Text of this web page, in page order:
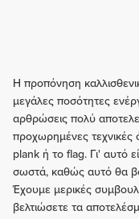
Η προπόνηση
μεγάλες ποσότητες
αρθρώσεις πολύ
προχωρημένες
plank ή το flag. Γι' αυτό
σωστά, καθώς αυτό θα
Έχουμε μερικές
βελτιώσετε τα